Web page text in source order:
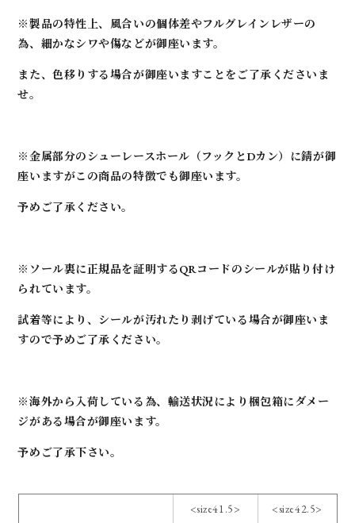
※製品の特性上、風合いの個体差やフルグレインレザーの
為、細かなシワや傷などが御座います。
また、色移りする場合が御座いますことをご了承くださいま
せ。
※金属部分のシューレースホール（フックとDカン）に錆が御
座いますがこの商品の特徴でも御座います。
予めご了承ください。
※ソール裏に正規品を証明するQRコードのシールが貼り付け
られています。
試着等により、シールが汚れたり剥げている場合が御座いま
すので予めご了承ください。
※海外から入荷している為、輸送状況により梱包箱にダメー
ジがある場合が御座います。
予めご了承下さい。
<size41.5> <size42.5>